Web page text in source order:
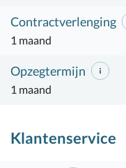
Contractverlenging
1 maand
Opzegtermijn
1 maand
Klantenservice